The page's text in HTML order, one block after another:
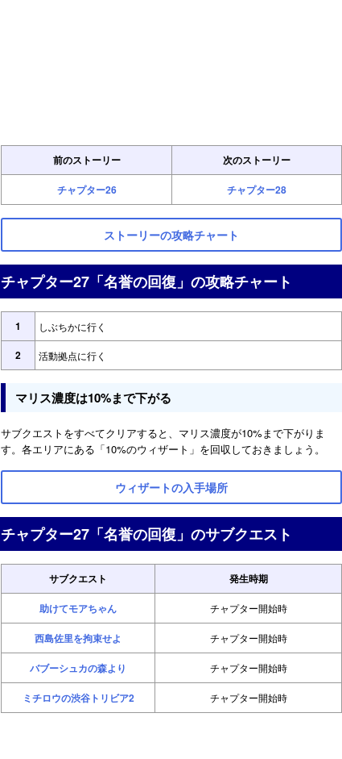
前のストーリー 次のストーリー
チャプター26 チャプター28
ストーリーの攻略チャート
チャプター27「名誉の回復」の攻略チャート
1 しぶちかに行く
2 活動拠点に行く
マリス濃度は10%まで下がる
サブクエストをすべてクリアすると、マリス濃度が10%まで下がりま
す。各エリアにある「10%のウィザート」を回収しておきましょう。
ウィザートの入手場所
チャプター27「名誉の回復」のサブクエスト
サブクエスト 発生時期
助けてモアちゃん チャプター開始時
西島佐里を拘束せよ チャプター開始時
バブーシュカの森より チャプター開始時
ミチロウの渋谷トリビア2 チャプター開始時